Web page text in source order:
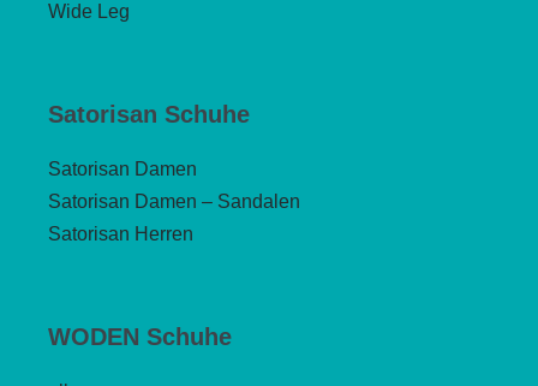
Wide Leg
Satorisan Schuhe
Satorisan Damen
Satorisan Damen – Sandalen
Satorisan Herren
WODEN Schuhe